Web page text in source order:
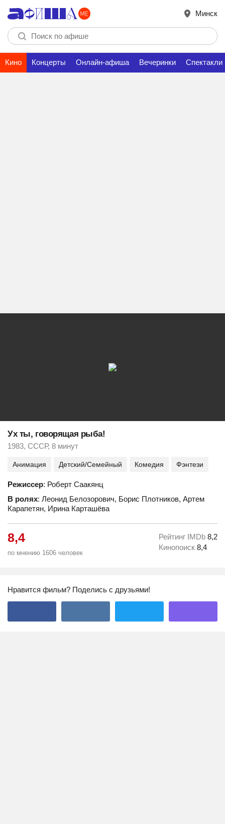
Минск
Кино Концерты Онлайн-афиша Вечеринки Спектакли
Ух ты, говорящая рыба!
1983, СССР, 8 минут
Анимация Детский/Семейный Комедия Фэнтези
Режиссер: Роберт Саакянц
В ролях: Леонид Белозорович, Борис Плотников, Артем
Карапетян, Ирина Карташёва
8,4
по мнению 1606 человек
Рейтинг IMDb 8,2
Кинопоиск 8,4
Нравится фильм? Поделись с друзьями!